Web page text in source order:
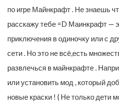
по игре Майнкрафт . Не знаешь
расскажу тебе =D Маинкрафт —
приключения в одиночку или с
сети . Но это не всё,есть
развлечься в майнкрафте .
или установить мод , который
новые краски ! ( Не только дети